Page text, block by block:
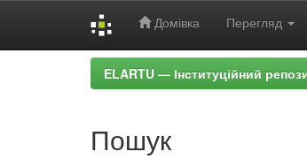
Домівка Перегляд
ELARTU — Інституційний
Пошук